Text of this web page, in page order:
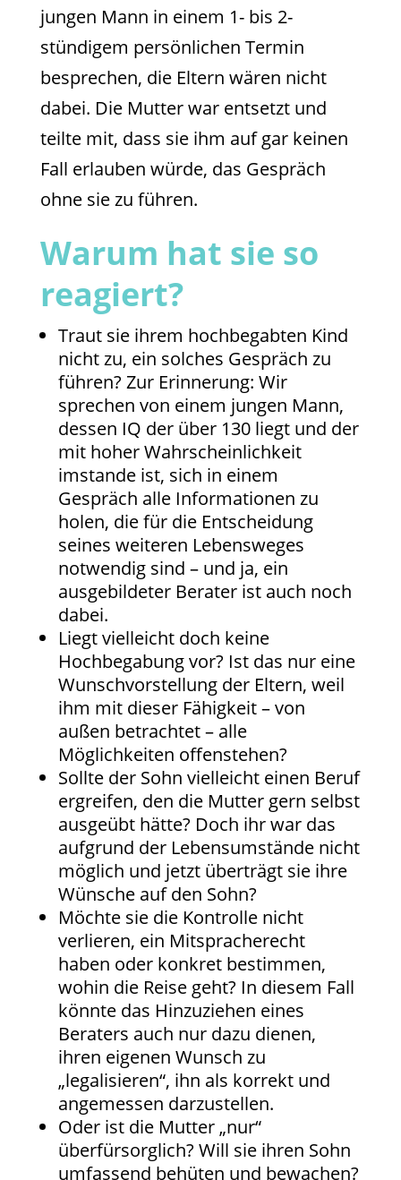
jungen Mann in einem 1- bis 2-
stündigem persönlichen Termin
besprechen, die Eltern wären nicht
dabei. Die Mutter war entsetzt und
teilte mit, dass sie ihm auf gar keinen
Fall erlauben würde, das Gespräch
ohne sie zu führen.
Warum hat sie so
reagiert?
Traut sie ihrem hochbegabten Kind
nicht zu, ein solches Gespräch zu
führen? Zur Erinnerung: Wir
sprechen von einem jungen Mann,
dessen IQ der über 130 liegt und der
mit hoher Wahrscheinlichkeit
imstande ist, sich in einem
Gespräch alle Informationen zu
holen, die für die Entscheidung
seines weiteren Lebensweges
notwendig sind – und ja, ein
ausgebildeter Berater ist auch noch
dabei.
Liegt vielleicht doch keine
Hochbegabung vor? Ist das nur eine
Wunschvorstellung der Eltern, weil
ihm mit dieser Fähigkeit – von
außen betrachtet – alle
Möglichkeiten offenstehen?
Sollte der Sohn vielleicht einen Beruf
ergreifen, den die Mutter gern selbst
ausgeübt hätte? Doch ihr war das
aufgrund der Lebensumstände nicht
möglich und jetzt überträgt sie ihre
Wünsche auf den Sohn?
Möchte sie die Kontrolle nicht
verlieren, ein Mitspracherecht
haben oder konkret bestimmen,
wohin die Reise geht? In diesem Fall
könnte das Hinzuziehen eines
Beraters auch nur dazu dienen,
ihren eigenen Wunsch zu
„legalisieren“, ihn als korrekt und
angemessen darzustellen.
Oder ist die Mutter „nur“
überfürsorglich? Will sie ihren Sohn
umfassend behüten und bewachen?